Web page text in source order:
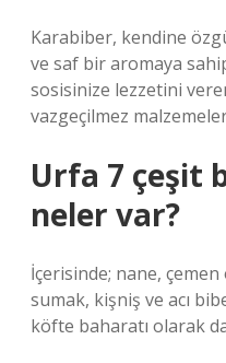
Karabiber, kendine
ve saf bir aromaya
sosisinize lezzetini
vazgeçilmez
Urfa 7 çeşit
neler var?
İçerisinde; nane,
sumak, kişniş ve acı
köfte baharatı olarak